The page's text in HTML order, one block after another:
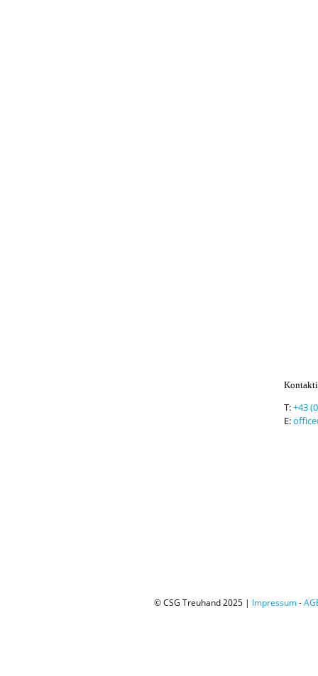
T:+43
E:
© CSG Treuhand 2025 | Impressum-